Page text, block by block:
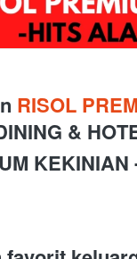
RISOL
&